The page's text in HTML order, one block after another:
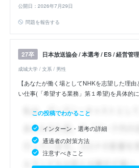
公開日：2026年7月29日
問題を報告する
27卒 日本放送協会 / 本選考 / ES / 経営管
成城大学 / 文系 / 男性
【あなたが働く場としてNHKを志望した理
い仕事(「希望する業務」第１希望)を具体的
この投稿でわかること
インターン・選考の詳細
通過者の対策方法
注意すべきこと